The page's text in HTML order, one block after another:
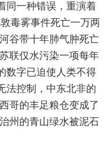
同一种错误，重演着
毒雾事件死亡一万两
谷带十年肺气肿死亡
联仅水污染一项每年
数字已迫使人类不得
法控制，中东北非的
哥的丰足粮仓变成了
州的青山绿水被泥石